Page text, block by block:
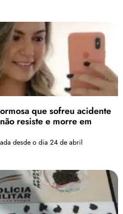
que sofreu acidente
resiste e morre em
desde o dia 24 de abril